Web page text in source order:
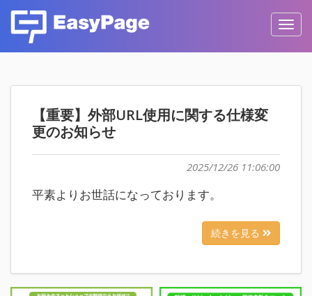
【重要】外部URL使用に関する仕様変
更のお知らせ
2025/12/26 11:06:00
平素よりお世話になっております。
続きを見る